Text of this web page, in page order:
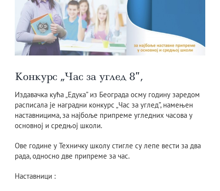
Kонкурс „Час за углед 8”,
Издавачка кућа „Едука” из Београда осму годину заредом
расписала је наградни конкурс „Час за углед”, намењен
наставницима, за најбоље припреме угледних часова у
основној и средњој школи.
Ове године у Техничку школу стигле су лепе вести за два
рада, односно две припреме за час.
Наставници :